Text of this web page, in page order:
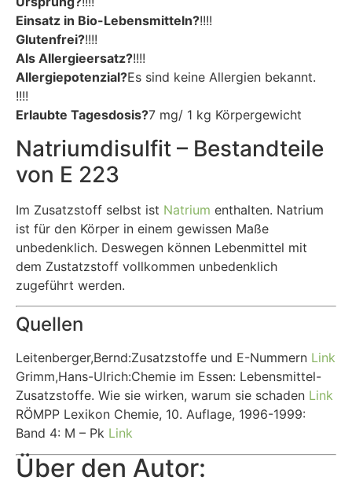
Einsatz in Bio-Lebensmitteln?!!!!
Glutenfrei?!!!!
Als Allergieersatz?!!!!
Allergiepotenzial?Es sind keine Allergien bekannt.
!!!!
Erlaubte Tagesdosis?7 mg/ 1 kg Körpergewicht
Natriumdisulfit – Bestandteile
von E 223
Im Zusatzstoff selbst ist Natrium enthalten. Natrium
ist für den Körper in einem gewissen Maße
unbedenklich. Deswegen können Lebenmittel mit
dem Zustatzstoff vollkommen unbedenklich
zugeführt werden.
Quellen
Leitenberger,Bernd:Zusatzstoffe und E-Nummern Link
Grimm,Hans-Ulrich:Chemie im Essen: Lebensmittel-
Zusatzstoffe. Wie sie wirken, warum sie schaden Link
RÖMPP Lexikon Chemie, 10. Auflage, 1996-1999:
Band 4: M – Pk Link
Über den Autor: